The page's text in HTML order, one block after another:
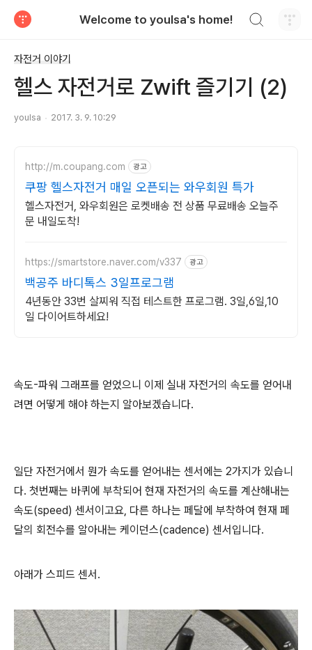
Welcome to youlsa's home!
자전거 이야기
헬스 자전거로 Zwift 즐기기 (2)
youlsa 2017. 3. 9. 10:29
http://m.coupang.com 광고
쿠팡 헬스자전거 매일 오픈되는 와우회원 특가
헬스자전거, 와우회원은 로켓배송 전 상품 무료배송 오늘주
문 내일도착!
https://smartstore.naver.com/v337 광고
백공주 바디톡스 3일프로그램
4년동안 33번 살찌워 직접 테스트한 프로그램. 3일,6일,10
일 다이어트하세요!
속도-파워 그래프를 얻었으니 이제 실내 자전거의 속도를 얻어내
려면 어떻게 해야 하는지 알아보겠습니다.
일단 자전거에서 뭔가 속도를 얻어내는 센서에는 2가지가 있습니
다. 첫번째는 바퀴에 부착되어 현재 자전거의 속도를 계산해내는
속도(speed) 센서이고요, 다른 하나는 페달에 부착하여 현재 페
달의 회전수를 알아내는 케이던스(cadence) 센서입니다.
아래가 스피드 센서.